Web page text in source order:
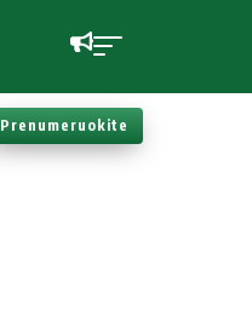
Prenumeruokite